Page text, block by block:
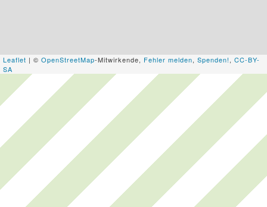
Leaflet | © OpenStreetMap-Mitwirkende, Fehler melden, Spenden!, CC-BY-
SA